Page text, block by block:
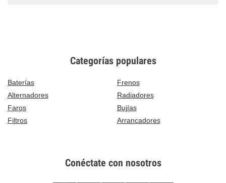
Categorías populares
Baterías
Frenos
Alternadores
Radiadores
Faros
Bujías
Filtros
Arrancadores
Conéctate con nosotros